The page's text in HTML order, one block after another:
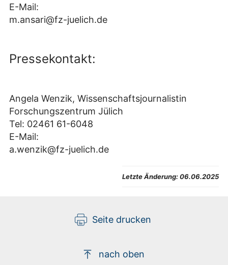
E-Mail:
m.ansari@fz-juelich.de
Pressekontakt:
Angela Wenzik, Wissenschaftsjournalistin
Forschungszentrum Jülich
Tel: 02461 61-6048
E-Mail:
a.wenzik@fz-juelich.de
Letzte Änderung:06.06.2025
Seite drucken
nach oben